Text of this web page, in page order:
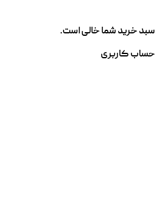
سبد خرید شما خالی است.
حساب کاربری